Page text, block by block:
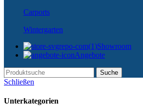
Carports
Wintergarten
Showroom
Angebote
Suche
Schließen
Unterkategorien